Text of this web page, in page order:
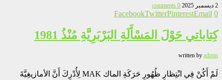
2 ديسمبر 2025 0 comments
0
FacebookTwitterPinterestEmail
كِتاباتي حَوْلَ المَسْأَلَةِ البَرْبَرِيَّةِ مُنْذُ 1981
written by admin
لَمْ أَكُنْ فِي انْتِظارِ ظُهُورِ حَرَكَةِ الماك MAK لِأُدْرِكَ أَنَّ الأمازيغِيَّةَ